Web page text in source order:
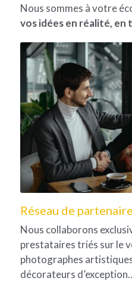
Nous sommes à votre
vos idées en réalité,
Réseau de
Nous collaborons
prestataires triés sur le
photographes
décorateurs